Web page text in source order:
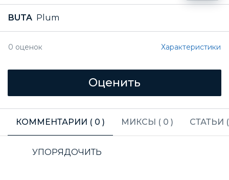
BUTA Plum
0 оценок Характеристики
КОММЕНТАРИИ ( 0 ) МИКСЫ ( 0 ) СТАТЬИ
УПОРЯДОЧИТЬ